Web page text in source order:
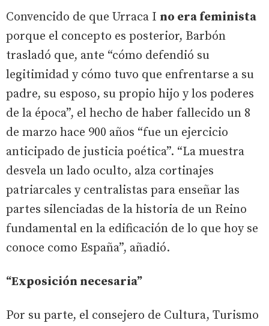
Convencido de que Urraca I no era feminista
porque el concepto es posterior, Barbón
trasladó que, ante “cómo defendió su
legitimidad y cómo tuvo que enfrentarse a su
padre, su esposo, su propio hijo y los poderes
de la época”, el hecho de haber fallecido un 8
de marzo hace 900 años “fue un ejercicio
anticipado de justicia poética”. “La muestra
desvela un lado oculto, alza cortinajes
patriarcales y centralistas para enseñar las
partes silenciadas de la historia de un Reino
fundamental en la edificación de lo que hoy se
conoce como España”, añadió.
“Exposición necesaria”
Por su parte, el consejero de Cultura, Turismo